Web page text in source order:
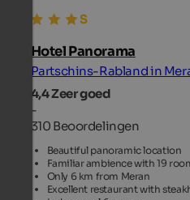
Hotel Panorama
Partschins-Rabland in
4,4Zeer goed
-
310 Beoordelingen
Beautiful panoramic location
Familiar ambience with 19
Only 6 km from Meran
Excellent restaurant with